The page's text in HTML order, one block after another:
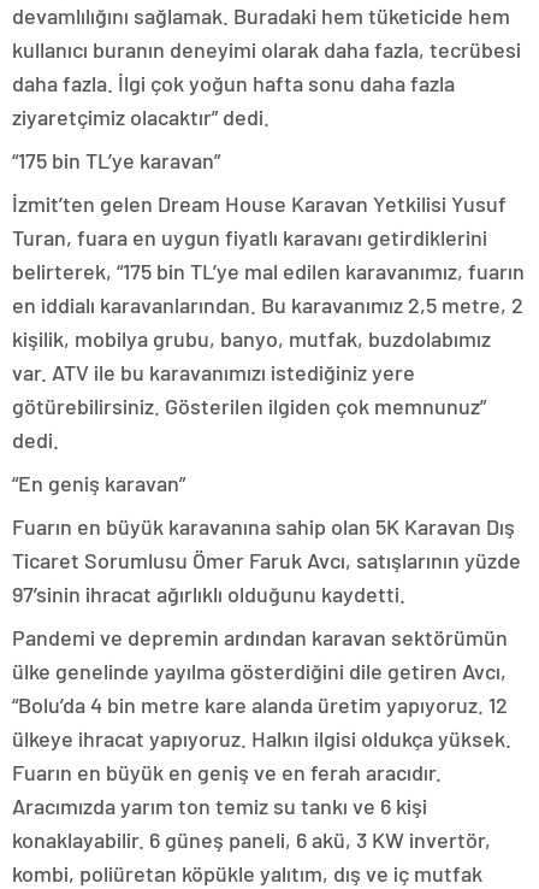
devamlılığını sağlamak. Buradaki hem tüketicide hem
kullanıcı buranın deneyimi olarak daha fazla, tecrübesi
daha fazla. İlgi çok yoğun hafta sonu daha fazla
ziyaretçimiz olacaktır” dedi.
“175 bin TL’ye karavan”
İzmit’ten gelen Dream House Karavan Yetkilisi Yusuf
Turan, fuara en uygun fiyatlı karavanı getirdiklerini
belirterek, “175 bin TL’ye mal edilen karavanımız, fuarın
en iddialı karavanlarından. Bu karavanımız 2,5 metre, 2
kişilik, mobilya grubu, banyo, mutfak, buzdolabımız
var. ATV ile bu karavanımızı istediğiniz yere
götürebilirsiniz. Gösterilen ilgiden çok memnunuz”
dedi.
“En geniş karavan”
Fuarın en büyük karavanına sahip olan 5K Karavan Dış
Ticaret Sorumlusu Ömer Faruk Avcı, satışlarının yüzde
97’sinin ihracat ağırlıklı olduğunu kaydetti.
Pandemi ve depremin ardından karavan sektörümün
ülke genelinde yayılma gösterdiğini dile getiren Avcı,
“Bolu’da 4 bin metre kare alanda üretim yapıyoruz. 12
ülkeye ihracat yapıyoruz. Halkın ilgisi oldukça yüksek.
Fuarın en büyük en geniş ve en ferah aracıdır.
Aracımızda yarım ton temiz su tankı ve 6 kişi
konaklayabilir. 6 güneş paneli, 6 akü, 3 KW invertör,
kombi, poliüretan köpükle yalıtım, dış ve iç mutfak